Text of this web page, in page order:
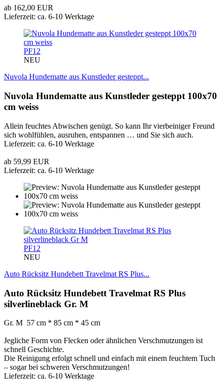
ab 162,00 EUR
Lieferzeit: ca. 6-10 Werktage
PF12
NEU
Nuvola Hundematte aus Kunstleder gesteppt...
Nuvola Hundematte aus Kunstleder gesteppt 100x70
cm weiss
Allein feuchtes Abwischen genügt. So kann Ihr vierbeiniger Freund
sich wohlfühlen, ausruhen, entspannen … und Sie sich auch.
Lieferzeit: ca. 6-10 Werktage
ab 59,99 EUR
Lieferzeit: ca. 6-10 Werktage
PF12
NEU
Auto Rücksitz Hundebett Travelmat RS Plus...
Auto Rücksitz Hundebett Travelmat RS Plus
silverlineblack Gr. M
Gr. M 57 cm * 85 cm * 45 cm
Jegliche Form von Flecken oder ähnlichen Verschmutzungen ist
schnell Geschichte.
Die Reinigung erfolgt schnell und einfach mit einem feuchtem Tuch
– sogar bei schweren Verschmutzungen!
Lieferzeit: ca. 6-10 Werktage